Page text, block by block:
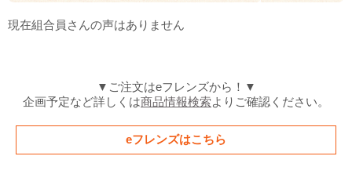
現在組合員さんの声はありません
▼ご注文はeフレンズから！▼
企画予定など詳しくは商品情報検索よりご確認ください。
eフレンズはこちら